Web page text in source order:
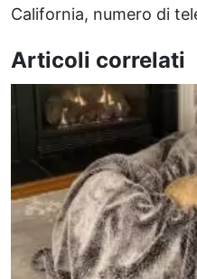
California, numero di
Articoli correlati